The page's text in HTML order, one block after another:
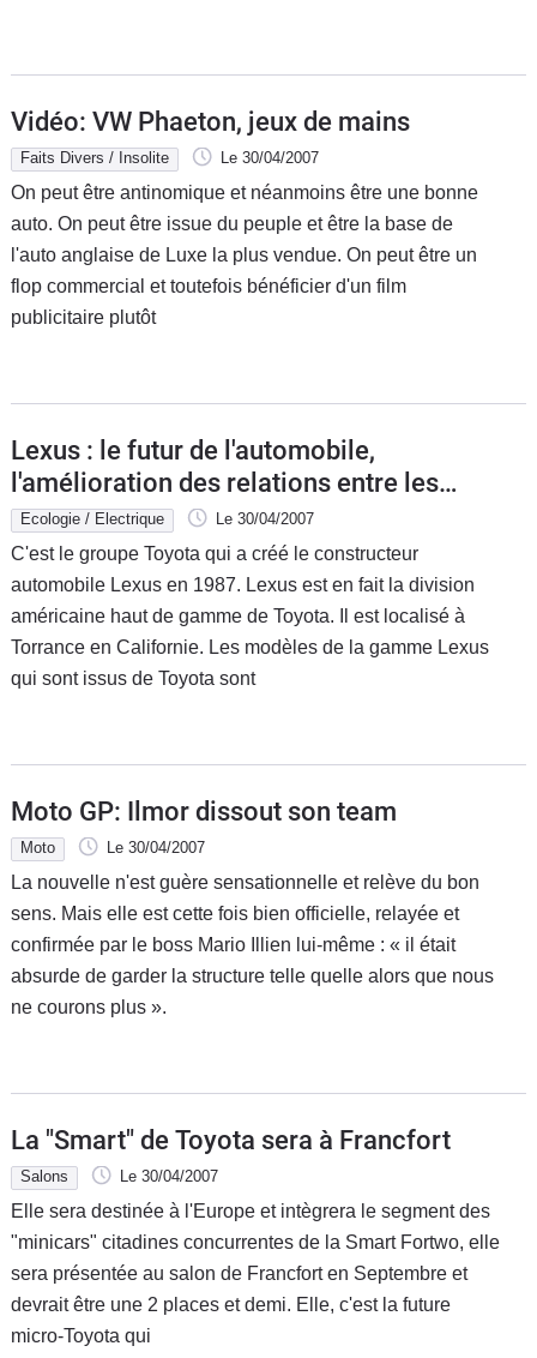
Vidéo: VW Phaeton, jeux de mains
Faits Divers / Insolite Le 30/04/2007
On peut être antinomique et néanmoins être une bonne
auto. On peut être issue du peuple et être la base de
l'auto anglaise de Luxe la plus vendue. On peut être un
flop commercial et toutefois bénéficier d'un film
publicitaire plutôt
Lexus : le futur de l'automobile,
l'amélioration des relations entre les
voitures et l'environnement
Ecologie / Electrique Le 30/04/2007
C'est le groupe Toyota qui a créé le constructeur
automobile Lexus en 1987. Lexus est en fait la division
américaine haut de gamme de Toyota. Il est localisé à
Torrance en Californie. Les modèles de la gamme Lexus
qui sont issus de Toyota sont
Moto GP: Ilmor dissout son team
Moto Le 30/04/2007
La nouvelle n'est guère sensationnelle et relève du bon
sens. Mais elle est cette fois bien officielle, relayée et
confirmée par le boss Mario Illien lui-même : « il était
absurde de garder la structure telle quelle alors que nous
ne courons plus ».
La "Smart" de Toyota sera à Francfort
Salons Le 30/04/2007
Elle sera destinée à l'Europe et intègrera le segment des
"minicars" citadines concurrentes de la Smart Fortwo, elle
sera présentée au salon de Francfort en Septembre et
devrait être une 2 places et demi. Elle, c'est la future
micro-Toyota qui